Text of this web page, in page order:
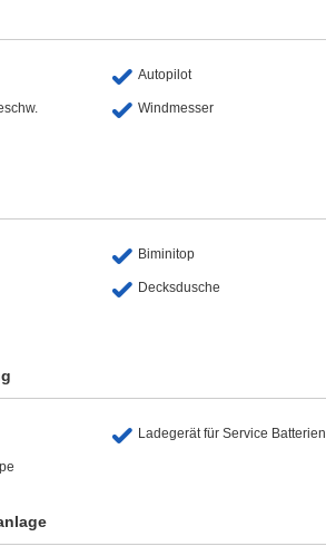
Autopilot
Windmesser
Biminitop
Decksdusche
Ladegerät für Service Batterien